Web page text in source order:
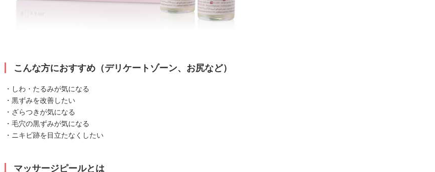
こんな方におすすめ（デリケートゾーン、お尻など）
・しわ・たるみが気になる
・黒ずみを改善したい
・ざらつきが気になる
・毛穴の黒ずみが気になる
・ニキビ跡を目立たなくしたい
マッサージピールとは